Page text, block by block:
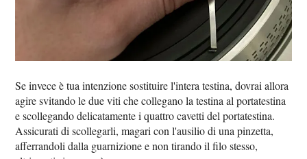
Se invece è tua intenzione sostituire l'intera testina, dovrai allora
agire svitando le due viti che collegano la testina al portatestina
e scollegando delicatamente i quattro cavetti del portatestina.
Assicurati di scollegarli, magari con l'ausilio di una pinzetta,
afferrandoli dalla guarnizione e non tirando il filo stesso,